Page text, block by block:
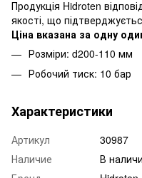
Продукція Hidroten
якості, що
Ціна вказана за одну
Розміри: d200-110 мм
Робочий тиск: 10 бар
Характеристики
Артикул
30987
Наличие
В